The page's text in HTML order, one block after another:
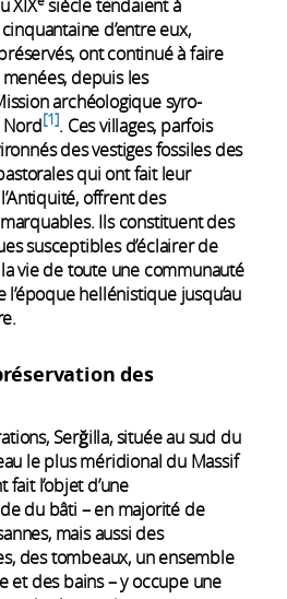
XIX siècle tendaient à
d’entre eux,
ont continué à faire
depuis les
archéologique syro-
Nord 1 . Ces villages, parfois
des vestiges fossiles des
qui ont fait leur
offrent des
Ils constituent des
susceptibles d’éclairer de
vie de toute une communauté
hellénistique jusqu’au
des
Serğilla, située au sud du
le plus méridional du Massif
l’objet d’une
du bâti – en majorité de
mais aussi des
des tombeaux, un ensemble
et des bains – y occupe une